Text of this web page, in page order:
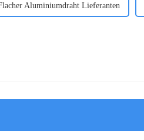
Aluminiumdraht Lieferanten